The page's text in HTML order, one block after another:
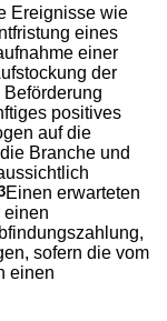
Ereignisse wie
eines
einer
der
positives
auf die
Branche und
Einen erwarteten
einen
sofern die vom
einen